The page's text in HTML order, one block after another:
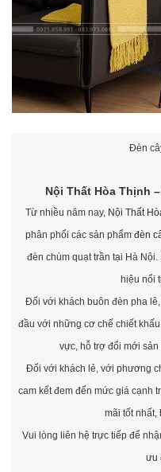
Đèn
Nội Thất Hòa Thịnh
Từ nhiều năm nay, Nội Thất
phân phối các sản phẩm đèn
đèn chùm quạt trần tại Hà
hiệu nổi
Đối với khách buôn đèn pha
đầu với những cơ chế chiết
vực, hỗ trợ đổi mới
Đối với khách lẻ, với phương
cam kết đem đến mức giá cạnh
mãi tốt nhất,
Vui lòng liên hệ trực tiếp để
ưu